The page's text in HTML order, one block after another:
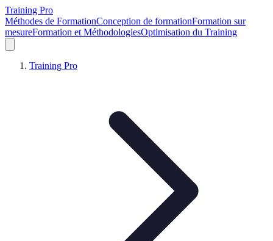
Training Pro
Méthodes de FormationConception de formationFormation sur
mesureFormation et MéthodologiesOptimisation du Training
Training Pro